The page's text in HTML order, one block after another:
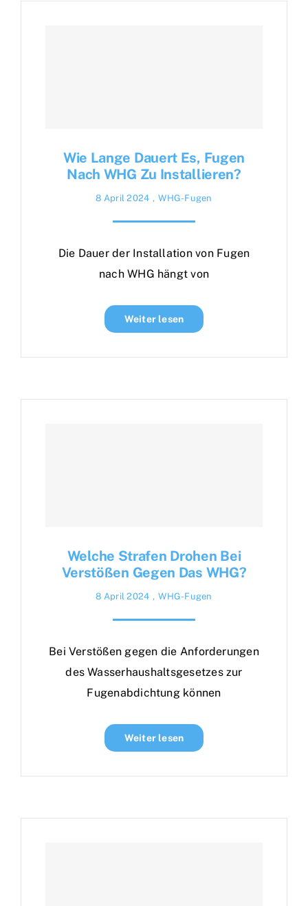
Wie Lange Dauert Es, Fugen
Nach WHG Zu Installieren?
8 April 2024 , WHG-Fugen
Die Dauer der Installation von Fugen
nach WHG hängt von
Weiter lesen
Welche Strafen Drohen Bei
Verstößen Gegen Das WHG?
8 April 2024 , WHG-Fugen
Bei Verstößen gegen die Anforderungen
des Wasserhaushaltsgesetzes zur
Fugenabdichtung können
Weiter lesen